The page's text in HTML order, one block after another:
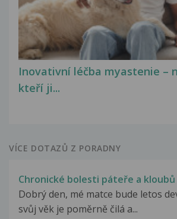
Inovativní léčba myastenie –
kteří ji...
VÍCE DOTAZŮ Z PORADNY
Chronické bolesti páteře a kloubů
Dobrý den, mé matce bude letos
svůj věk je poměrně čilá a...